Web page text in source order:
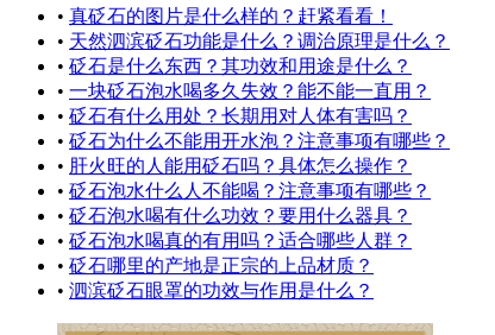
• 真砭石的图片是什么样的？赶紧看看！
• 天然泗滨砭石功能是什么？调治原理是什么？
• 砭石是什么东西？其功效和用途是什么？
• 一块砭石泡水喝多久失效？能不能一直用？
• 砭石有什么用处？长期用对人体有害吗？
• 砭石为什么不能用开水泡？注意事项有哪些？
• 肝火旺的人能用砭石吗？具体怎么操作？
• 砭石泡水什么人不能喝？注意事项有哪些？
• 砭石泡水喝有什么功效？要用什么器具？
• 砭石泡水喝真的有用吗？适合哪些人群？
• 砭石哪里的产地是正宗的上品材质？
• 泗滨砭石眼罩的功效与作用是什么？